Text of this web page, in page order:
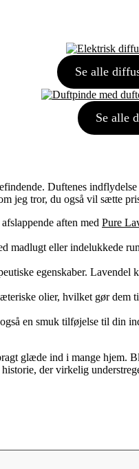
Se alle
Se alle
Duftenes
jeg tror, du også vil sætte
aften med Pure
madlugt eller indelukkede
egenskaber.
olier, hvilket gør
en smuk tilføjelse til din
glæde ind i mange hjem.
der virkelig